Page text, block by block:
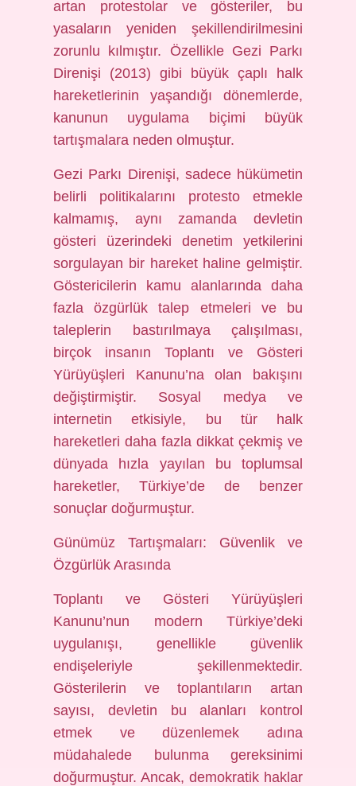
artan protestolar ve gösteriler, bu
yasaların yeniden şekillendirilmesini
zorunlu kılmıştır. Özellikle Gezi Parkı
Direnişi (2013) gibi büyük çaplı halk
hareketlerinin yaşandığı dönemlerde,
kanunun uygulama biçimi büyük
tartışmalara neden olmuştur.
Gezi Parkı Direnişi, sadece hükümetin
belirli politikalarını protesto etmekle
kalmamış, aynı zamanda devletin
gösteri üzerindeki denetim yetkilerini
sorgulayan bir hareket haline gelmiştir.
Göstericilerin kamu alanlarında daha
fazla özgürlük talep etmeleri ve bu
taleplerin bastırılmaya çalışılması,
birçok insanın Toplantı ve Gösteri
Yürüyüşleri Kanunu’na olan bakışını
değiştirmiştir. Sosyal medya ve
internetin etkisiyle, bu tür halk
hareketleri daha fazla dikkat çekmiş ve
dünyada hızla yayılan bu toplumsal
hareketler, Türkiye’de de benzer
sonuçlar doğurmuştur.
Günümüz Tartışmaları: Güvenlik ve
Özgürlük Arasında
Toplantı ve Gösteri Yürüyüşleri
Kanunu’nun modern Türkiye’deki
uygulanışı, genellikle güvenlik
endişeleriyle şekillenmektedir.
Gösterilerin ve toplantıların artan
sayısı, devletin bu alanları kontrol
etmek ve düzenlemek adına
müdahalede bulunma gereksinimi
doğurmuştur. Ancak, demokratik haklar